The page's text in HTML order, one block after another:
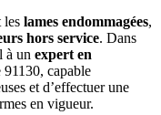
les lames endommagées,
hors service. Dans
à un expert en
91130, capable
et d’effectuer une
en vigueur.